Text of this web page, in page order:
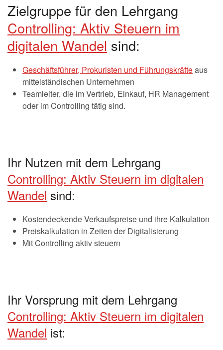
Zielgruppe für den Lehrgang
Controlling: Aktiv Steuern im
digitalen Wandel sind:
Geschäftsführer, Prokuristen und Führungskräfteaus
mittelständischen Unternehmen
Teamleiter, die im Vertrieb, Einkauf, HR Management
oder im Controlling tätig sind.
Ihr Nutzen mit dem Lehrgang
Controlling: Aktiv Steuern im digitalen
Wandel sind:
Kostendeckende Verkaufspreise und ihre Kalkulation
Preiskalkulation in Zeiten der Digitalisierung
Mit Controlling aktiv steuern
Ihr Vorsprung mit dem Lehrgang
Controlling: Aktiv Steuern im digitalen
Wandel ist: